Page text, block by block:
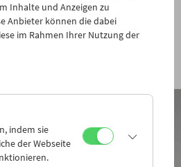
Kino 1962-1984war
Japans.Wakamatsu
Inhalte und Anzeigen zu
Anbieter können die dabei
im Rahmen Ihrer Nutzung der
indem sie
der Webseite